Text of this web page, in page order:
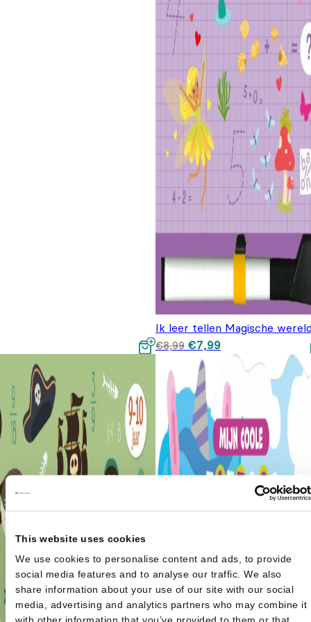
This website uses cookies
We use cookies to personalise content and ads, to provide
social media features and to analyse our traffic. We also
share information about your use of our site with our social
media, advertising and analytics partners who may combine it
Ik leer tellen Magische
€8,99 Oorspronkelijke prijs
was: €8,99.
€7,99Huidige prijs is:
€7,99.